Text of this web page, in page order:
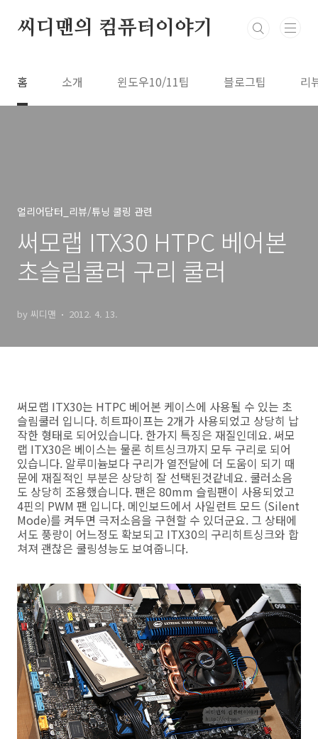
씨디맨의 컴퓨터이야기
홈 소개 윈도우10/11팁 블로그팁 리
얼리어답터_리뷰/튜닝 쿨링 관련
써모랩 ITX30 HTPC 베어본
초슬림쿨러 구리 쿨러
by 씨디맨 2012. 4. 13.
써모랩 ITX30는 HTPC 베어본 케이스에 사용될 수 있는 초
슬림쿨러 입니다. 히트파이프는 2개가 사용되었고 상당히 납
작한 형태로 되어있습니다. 한가지 특징은 재질인데요. 써모
랩 ITX30은 베이스는 물론 히트싱크까지 모두 구리로 되어
있습니다. 알루미늄보다 구리가 열전달에 더 도움이 되기 때
문에 재질적인 부분은 상당히 잘 선택된것같네요. 쿨러소음
도 상당히 조용했습니다. 팬은 80mm 슬림팬이 사용되었고
4핀의 PWM 팬 입니다. 메인보드에서 사일런트 모드 (Silent
Mode)를 켜두면 극저소음을 구현할 수 있더군요. 그 상태에
서도 풍량이 어느정도 확보되고 ITX30의 구리히트싱크와 합
쳐져 괜찮은 쿨링성능도 보여줍니다.